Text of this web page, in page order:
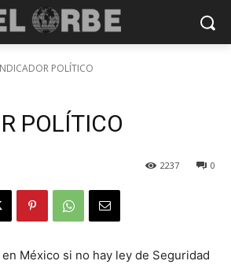
POLÍTICO
POLÍTICO
0
2237
México si no hay ley de Seguridad